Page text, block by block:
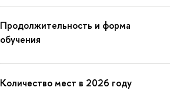
Продолжительность и форма
обучения
Количество мест в 2026 году